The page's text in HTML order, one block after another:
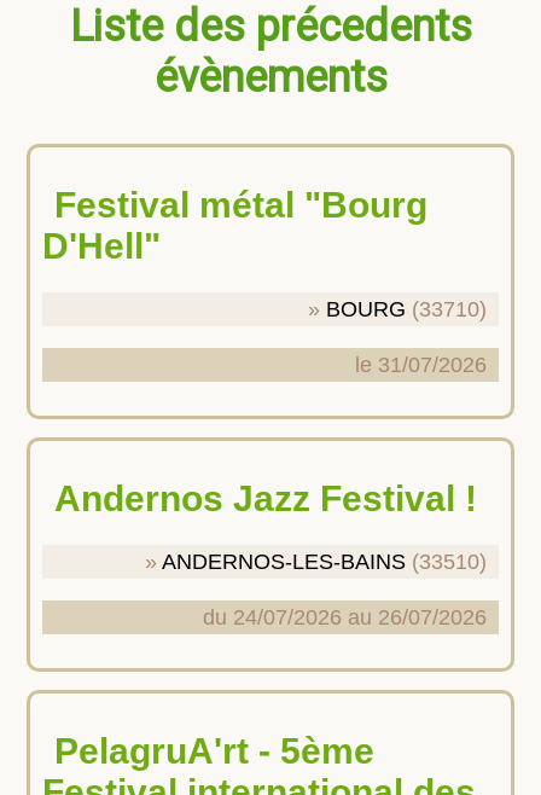
Liste des précedents
évènements
Festival métal "Bourg
D'Hell"
BOURG (33710)
le 31/07/2026
Andernos Jazz Festival !
ANDERNOS-LES-BAINS (33510)
du 24/07/2026 au 26/07/2026
PelagruA'rt - 5ème